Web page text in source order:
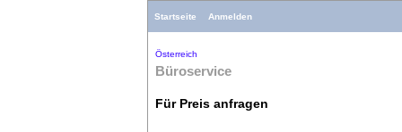
Startseite Anmelden
Österreich
Büroservice
Für Preis anfragen